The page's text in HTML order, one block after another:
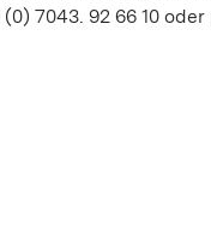
7043. 92 66 10 oder